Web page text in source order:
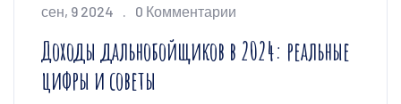
сен, 9 2024 0 Комментарии
Доходы дальнобойщиков в 2024: реальные
цифры и советы